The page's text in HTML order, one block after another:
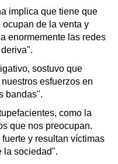
implica que tiene que
de la venta y
enormemente las redes
sostuvo que
esfuerzos en
bandas".
como la
que nos preocupan.
y resultan víctimas
la sociedad".